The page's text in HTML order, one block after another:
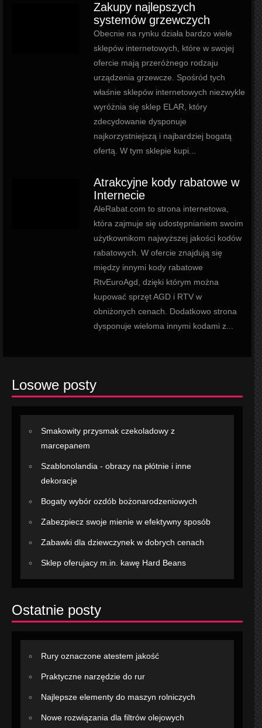
Zakupy najlepszych
systemów grzewczych
Obecnie na rynku działa bardzo wiele
sklepów internetowych, które w swojej
ofercie mają przeróżnego rodzaju
urządzenia grzewcze. Spośród tych
właśnie sklepów internetowych niezwykle
wyróżnia się sklep ELAR, który
zdecydowanie dysponuje
najkorzystniejszą i najbardziej bogatą
ofertą. W tym sklepie kupi...
Atrakcyjne kody rabatowe w
Internecie
AleRabat.com to strona internetowa,
która zajmuje się udostępnianiem swoim
użytkownikom najwyższej jakości kodów
rabatowych. W ofercie znajdują się
między innymi kody rabatowe
RtvEuroAgd, dzięki którym można
kupować sprzęt AGD i RTV w
obniżonych cenach. Dodatkowo strona
dysponuje wieloma innymi kodami z...
Losowe posty
Smakowity przysmak czekoladowy z
marcepanem
Szablonolandia - obrazy na płótnie i inne
dekoracje
Bogaty wybór ozdób bożonarodzeniowych
Zabezpiecz swoje mienie w efektywny sposób
Zabawki dla dziewczynek w dobrych cenach
Sklep oferujacy m.in. kawę Hard Beans
Ostatnie posty
Rury oznaczone atestem jakość
Praktyczne narzędzie do rur
Najlepsze elementy do maszyn rolniczych
Nowe rozwiązania dla filtrów olejowych